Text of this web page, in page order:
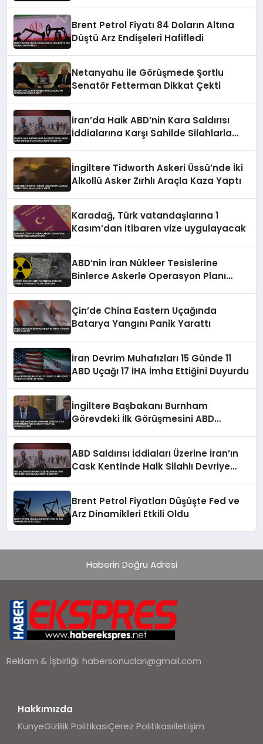
Brent Petrol Fiyatı 84 Doların Altına
Düştü Arz Endişeleri Hafifledi
Netanyahu ile Görüşmede Şortlu
Senatör Fetterman Dikkat Çekti
İran’da Halk ABD’nin Kara Saldırısı
İddialarına Karşı Sahilde Silahlarla
İngiltere Tidworth Askeri Üssü’nde İki
Alkollü Asker Zırhlı Araçla Kaza Yaptı
Karadağ, Türk vatandaşlarına 1
Kasım’dan itibaren vize uygulayacak
ABD’nin İran Nükleer Tesislerine
Binlerce Askerle Operasyon Planı
Çin’de China Eastern Uçağında
Batarya Yangını Panik Yarattı
İran Devrim Muhafızları 15 Günde 11
ABD Uçağı 17 İHA İmha Ettiğini Duyurdu
İngiltere Başbakanı Burnham
Görevdeki İlk Görüşmesini ABD
ABD Saldırısı İddiaları Üzerine İran’ın
Cask Kentinde Halk Silahlı Devriye
Brent Petrol Fiyatları Düşüşte Fed ve
Arz Dinamikleri Etkili Oldu
Haberin Doğru Adresi
Reklam & İşbirliği:habersonuclari@gmail.com
Hakkımızda
KünyeGizlilik PolitikasıÇerez Politikasıİletişim